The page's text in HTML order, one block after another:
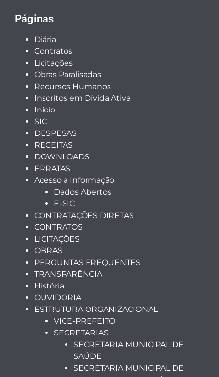
Páginas
Diária
Contratos
Licitações
Obras Paralisadas
Recursos Humanos
Inscritos em Dívida Ativa
Início
SIC
DESPESAS
RECEITAS
DOWNLOADS
ERRATAS
Acesso a Informação
Dados Abertos
E-SIC
CONTRATAÇÕES DIRETAS
CONTRATOS
LICITAÇÕES
OBRAS
PERGUNTAS FREQUENTES
TRANSPARÊNCIA
História
OUVIDORIA
ESTRUTURA ORGANIZACIONAL
VICE-PREFEITO
SECRETARIAS
SECRETARIA MUNICIPAL DE
SAÚDE
SECRETARIA MUNICIPAL DE